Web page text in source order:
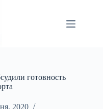
готовность
2020